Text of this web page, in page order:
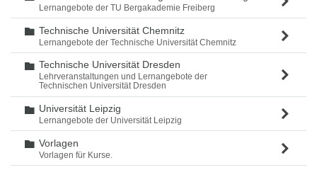
Lernangebote der TU Bergakademie Freiberg
Ordner
Technische Universität Chemnitz
Lernangebote der Technische Universität Chemnitz
Ordner
Technische Universität Dresden
Lehrveranstaltungen und Lernangebote der
Technischen Universität Dresden
Ordner
Universität Leipzig
Lernangebote der Universität Leipzig
Ordner
Vorlagen
Vorlagen für Kurse.